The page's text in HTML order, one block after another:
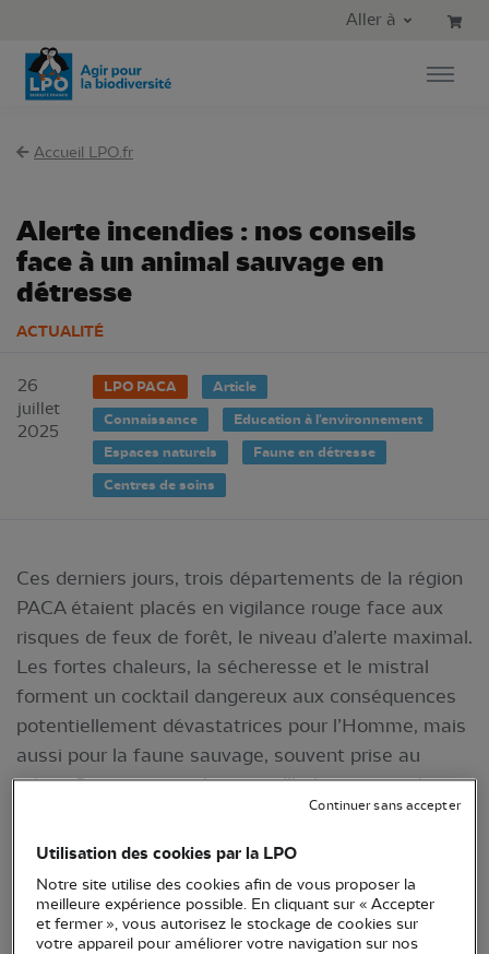
Aller au menu principal
Aller à
Accueil LPO.fr
Alerte incendies : nos conseils
face à un animal sauvage en
détresse
ACTUALITÉ
26
juillet
2025
LPO PACA
Article
Connaissance
Education à l'environnement
Espaces naturels
Faune en détresse
Centres de soins
Ces derniers jours, trois départements de la région
PACA étaient placés en vigilance rouge face aux
risques de feux de forêt, le niveau d’alerte maximal.
Les fortes chaleurs, la sécheresse et le mistral
forment un cocktail dangereux aux conséquences
potentiellement dévastatrices pour l’Homme, mais
aussi pour la faune sauvage, souvent prise au
piège. Sans compter la perte d’habitat naturel
qu’un incendie laisse dans son sillage.
Utilisation des cookies par la LPO
Notre site utilise des cookies afin de vous proposer la
meilleure expérience possible. En cliquant sur « Accepter
et fermer », vous autorisez le stockage de cookies sur
votre appareil pour améliorer votre navigation sur nos
Continuer sans accepter